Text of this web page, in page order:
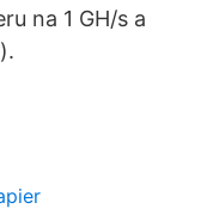
na 1 GH/s a